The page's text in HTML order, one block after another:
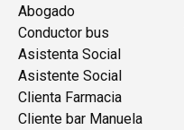
Abogado
Conductor bus
Asistenta Social
Asistente Social
Clienta Farmacia
Cliente bar Manuela